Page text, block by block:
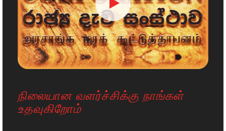
நிலையான வளர்ச்சிக்கு நாங்கள்
உதவுகிறோம்